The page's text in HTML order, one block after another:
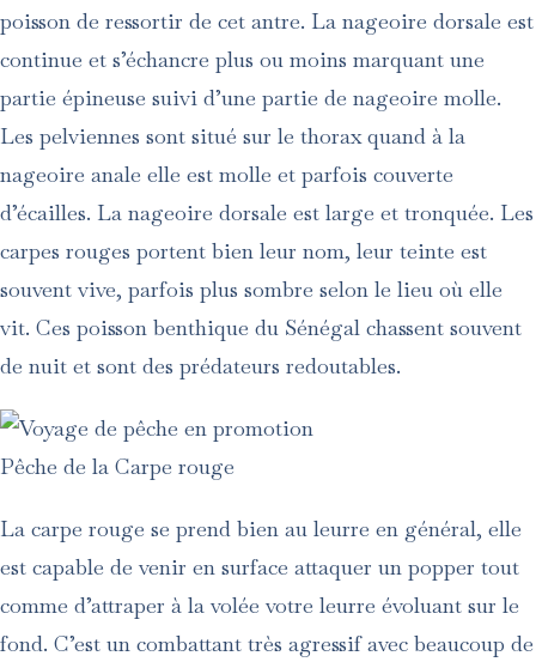
poisson de ressortir de cet antre. La nageoire dorsale est
continue et s’échancre plus ou moins marquant une
partie épineuse suivi d’une partie de nageoire molle.
Les pelviennes sont situé sur le thorax quand à la
nageoire anale elle est molle et parfois couverte
d’écailles. La nageoire dorsale est large et tronquée. Les
carpes rouges portent bien leur nom, leur teinte est
souvent vive, parfois plus sombre selon le lieu où elle
vit. Ces poisson benthique du Sénégal chassent souvent
de nuit et sont des prédateurs redoutables.
Pêche de la Carpe rouge
La carpe rouge se prend bien au leurre en général, elle
est capable de venir en surface attaquer un popper tout
comme d’attraper à la volée votre leurre évoluant sur le
fond. C’est un combattant très agressif avec beaucoup de